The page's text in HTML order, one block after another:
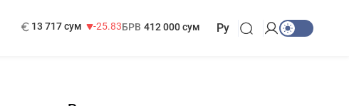
13 717 сум
-25.83БРВ 412 000 сум Ру